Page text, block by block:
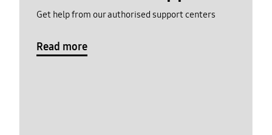
Get help from our authorised support centers
Read more